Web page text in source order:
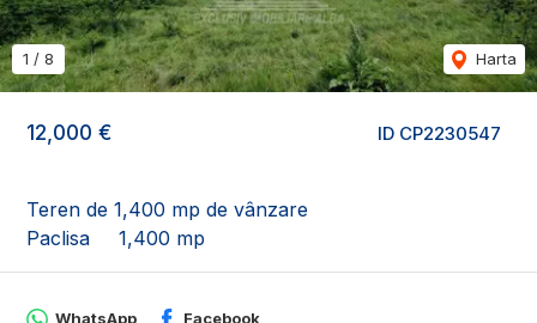
ID CP2230547
12,000 €
Teren de 1,400 mp de vânzare
Paclisa
1,400 mp
1 / 8 Harta
WhatsApp Facebook